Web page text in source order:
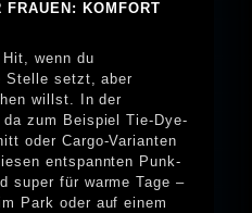
FRAUEN: KOMFORT
Hit, wenn du
Stelle setzt, aber
willst. In der
zum Beispiel Tie-Dye-
oder Cargo-Varianten
entspannten Punk-
super für warme Tage –
Park oder auf einem